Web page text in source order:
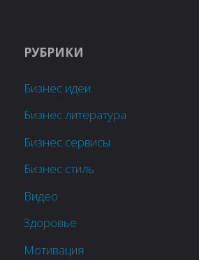
РУБРИКИ
Бизнес идеи
Бизнес литература
Бизнес сервисы
Бизнес стиль
Видео
Здоровье
Мотивация